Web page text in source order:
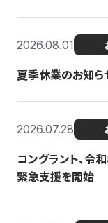
2026.08.01
夏季休業のお知ら
2026.07.28
コングラント、令
緊急支援を開始